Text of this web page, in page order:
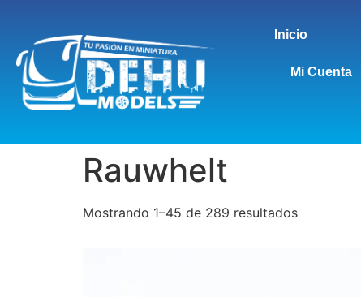
Inicio
Mi Cuenta
Rauwhelt
Mostrando 1–45 de 289 resultados